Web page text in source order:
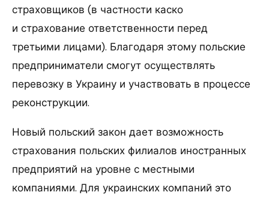
страховщиков (в частности каско
и страхование ответственности перед
третьими лицами). Благодаря этому польские
предприниматели смогут осуществлять
перевозку в Украину и участвовать в процессе
реконструкции.
Новый польский закон дает возможность
страхования польских филиалов иностранных
предприятий на уровне с местными
компаниями. Для украинских компаний это